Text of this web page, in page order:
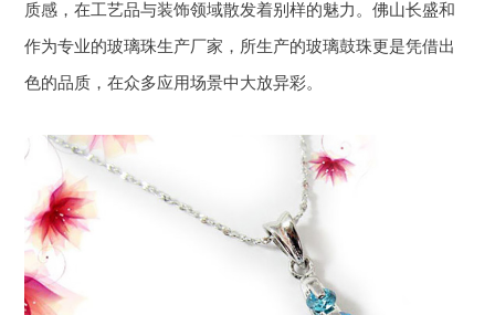
质感，在工艺品与装饰领域散发着别样的魅力。佛山长盛和
作为专业的玻璃珠生产厂家，所生产的玻璃鼓珠更是凭借出
色的品质，在众多应用场景中大放异彩。